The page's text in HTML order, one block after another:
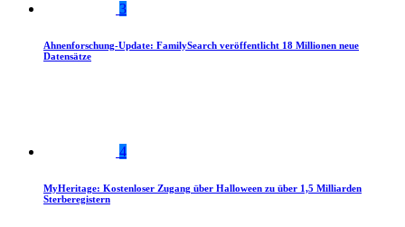
3
Ahnenforschung-Update: FamilySearch veröffentlicht 18 Millionen neue
Datensätze
4
MyHeritage: Kostenloser Zugang über Halloween zu über 1,5 Milliarden
Sterberegistern